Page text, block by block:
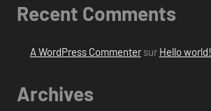
Recent Comments
A WordPress Commentersur Hello world!
Archives